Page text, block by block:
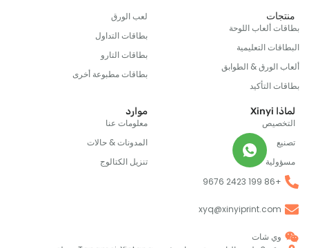
ألعاب اللوحة
التعليمية
& الطوابق
لعب الورق
بطاقات التداول
بطاقات التارو
بطاقات مطبوعة أخرى
معلومات عنا
المدونات & حالات
تنزيل الكتالوج
شات